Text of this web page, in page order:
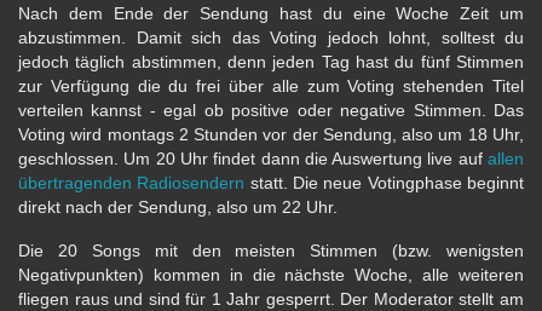
Nach dem Ende der Sendung hast du eine Woche Zeit um
abzustimmen. Damit sich das Voting jedoch lohnt, solltest du
jedoch täglich abstimmen, denn jeden Tag hast du fünf Stimmen
zur Verfügung die du frei über alle zum Voting stehenden Titel
verteilen kannst - egal ob positive oder negative Stimmen. Das
Voting wird montags 2 Stunden vor der Sendung, also um 18 Uhr,
geschlossen. Um 20 Uhr findet dann die Auswertung live auf allen
übertragenden Radiosendern statt. Die neue Votingphase beginnt
direkt nach der Sendung, also um 22 Uhr.
Die 20 Songs mit den meisten Stimmen (bzw. wenigsten
Negativpunkten) kommen in die nächste Woche, alle weiteren
fliegen raus und sind für 1 Jahr gesperrt. Der Moderator stellt am